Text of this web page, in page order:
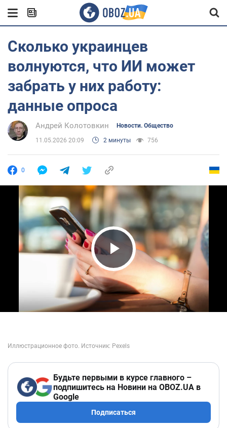
Сколько украинцев
волнуются, что ИИ может
забрать у них работу:
данные опроса
Андрей Колотовкин Новости. Общество
11.05.2026 20:09 2 минуты 756
0
Play Video
Будьте первыми в курсе главного –
подпишитесь на Новини на OBOZ.UA в
Google
Подписаться